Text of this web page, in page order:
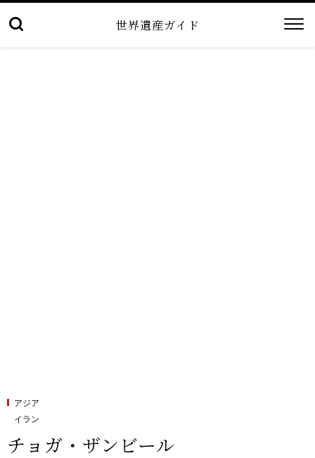
世界遺産ガイド
アジア
イラン
チョガ・ザンビール